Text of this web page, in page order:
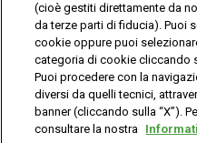
© Copyright Sisal Italia
Privacy
(cioè gestiti direttamente da
da terze parti di fiducia). Puoi
cookie oppure puoi
categoria di cookie cliccando
Puoi procedere con la
diversi da quelli tecnici,
banner (cliccando sulla “X”).
consultare la nostra